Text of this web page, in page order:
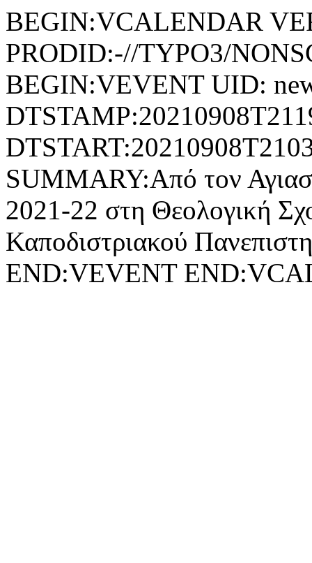
BEGIN:VCALENDAR
PRODID:-//TYPO3/
BEGIN:VEVENT UID:
SUMMARY:Από τον
2021-22 στη Θεολογική
Καποδιστριακού
END:VEVENT